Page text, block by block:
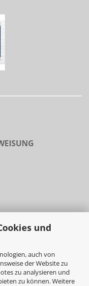
und
auch von
der Website zu
zu analysieren und
zu können. Weitere